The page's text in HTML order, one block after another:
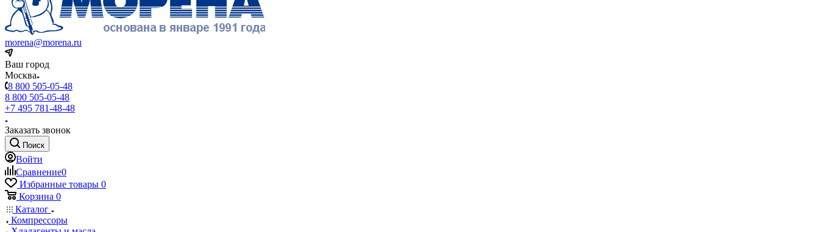
morena@morena.ru
Ваш город
Москва
8 800 505-05-48
8 800 505-05-48
+7 495 781-48-48
Заказать звонок
Поиск
Войти
Сравнение0
Избранные товары 0
Корзина 0
Каталог
Компрессоры